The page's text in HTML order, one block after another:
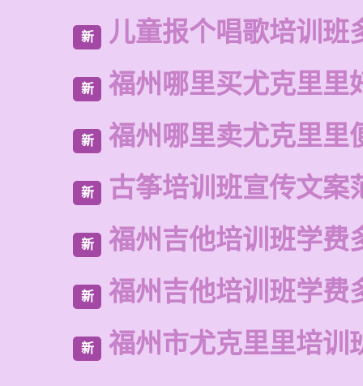
新 儿童报个唱歌培训班
新 福州哪里买尤克里里
新 福州哪里卖尤克里里
新 古筝培训班宣传文案
新 福州吉他培训班学费
新 福州吉他培训班学费
新 福州市尤克里里培训